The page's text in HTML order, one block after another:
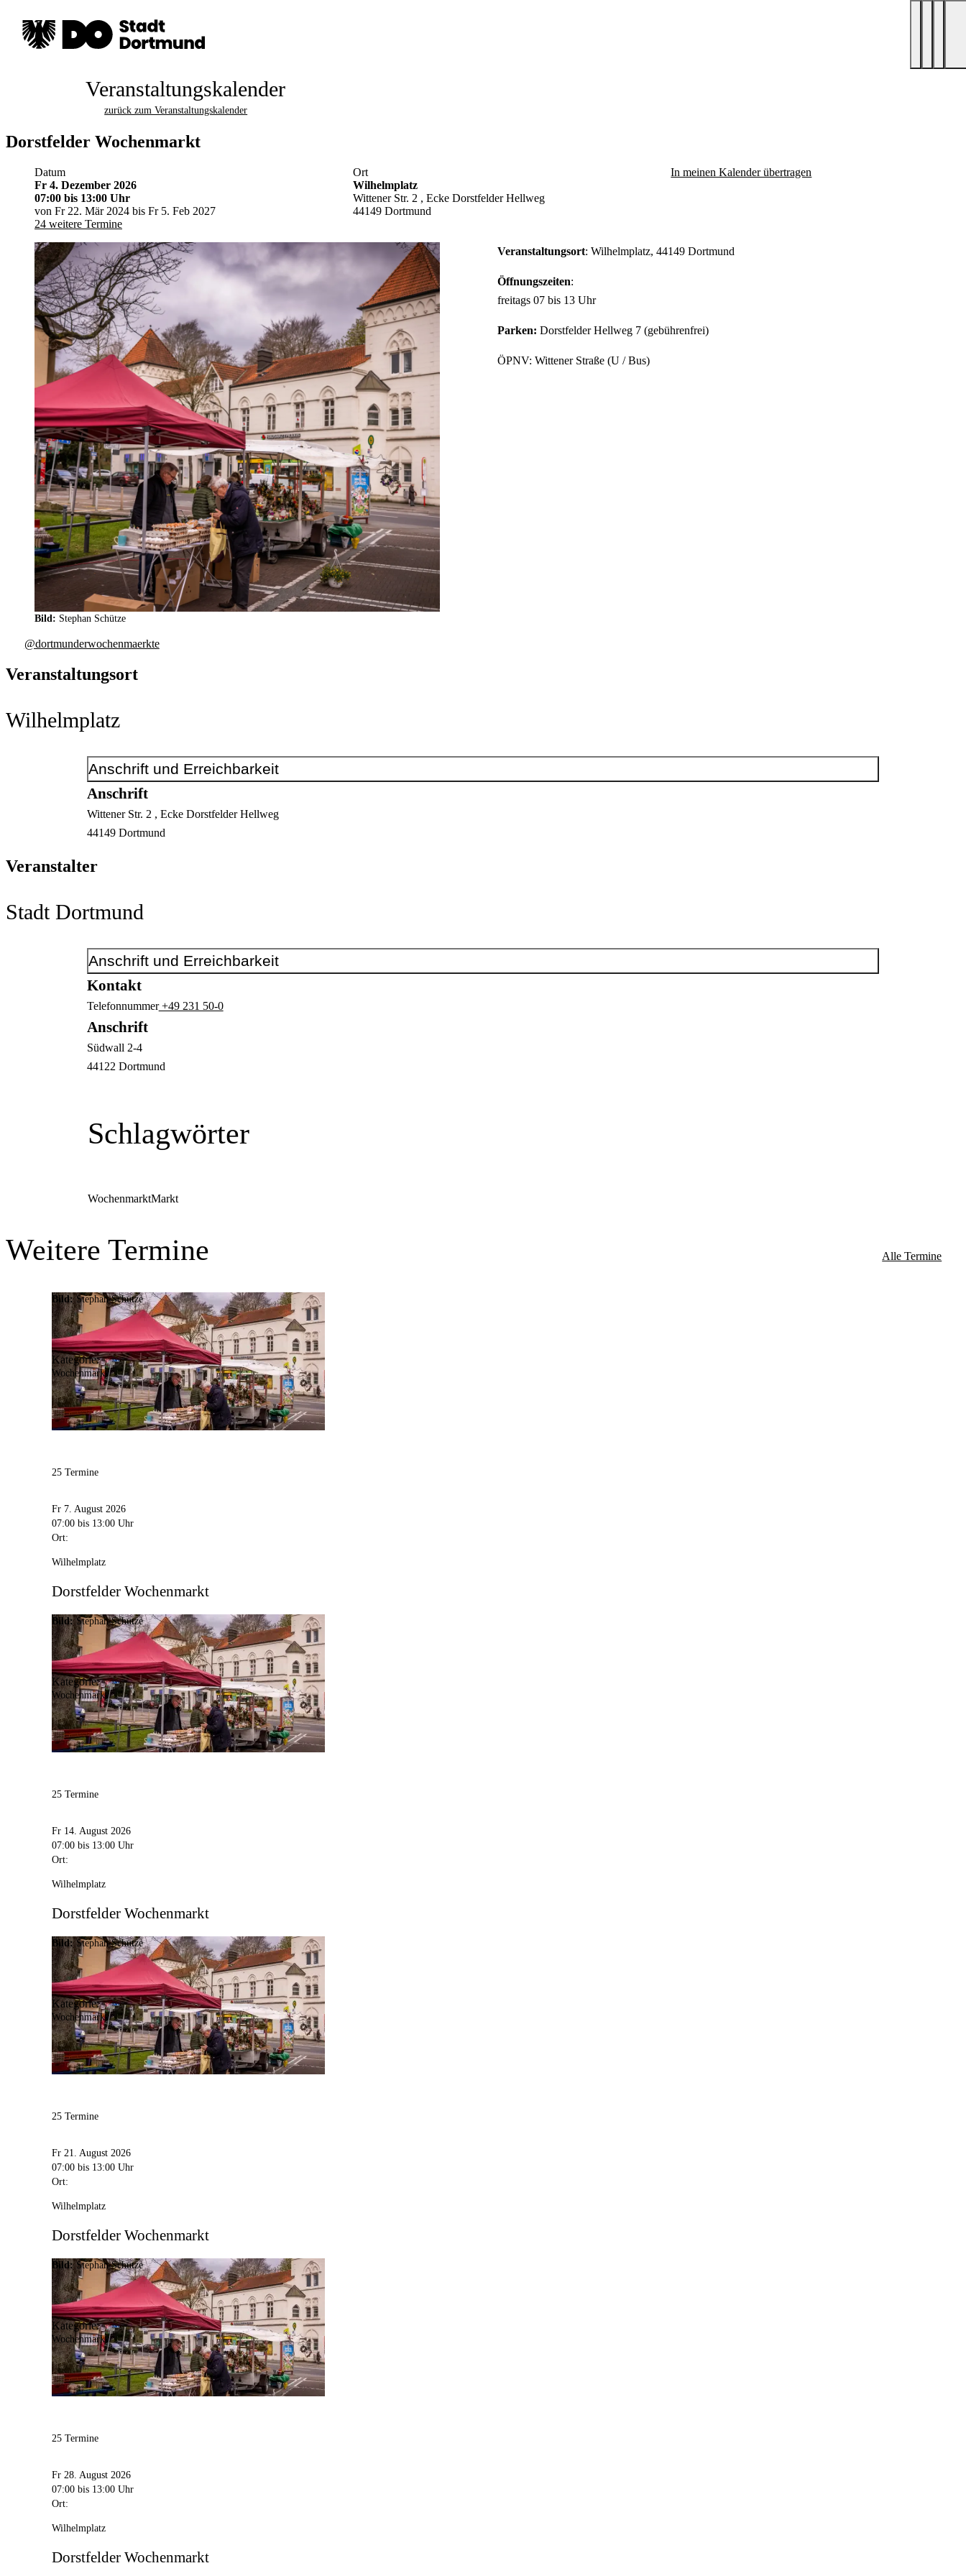
Veranstaltungskalender
zurück zum Veranstaltungskalender
Dorstfelder Wochenmarkt
Datum
Fr 4. Dezember 2026
07:00 bis 13:00 Uhr
von Fr 22. Mär 2024 bis Fr 5. Feb 2027
24 weitere Termine
Ort
Wilhelmplatz
Wittener Str. 2 , Ecke Dorstfelder Hellweg
44149 Dortmund
In meinen Kalender übertragen
Bild: Stephan Schütze
Veranstaltungsort: Wilhelmplatz, 44149 Dortmund
Öffnungszeiten:
freitags 07 bis 13 Uhr
Parken: Dorstfelder Hellweg 7 (gebührenfrei)
ÖPNV: Wittener Straße (U / Bus)
@dortmunderwochenmaerkte
Veranstaltungsort
Wilhelmplatz
Anschrift und Erreichbarkeit
Anschrift
Wittener Str. 2 , Ecke Dorstfelder Hellweg
44149 Dortmund
Veranstalter
Stadt Dortmund
Anschrift und Erreichbarkeit
Kontakt
Telefonnummer+49 231 50-0
Anschrift
Südwall 2-4
44122 Dortmund
Schlagwörter
WochenmarktMarkt
Weitere Termine Alle Termine
Bild: Stephan Schütze
Kategorie:
Wochenmarkt
25 Termine
Fr 7. August 2026
07:00 bis 13:00 Uhr
Ort:
Wilhelmplatz
Dorstfelder Wochenmarkt
Bild: Stephan Schütze
Kategorie:
Wochenmarkt
25 Termine
Fr 14. August 2026
07:00 bis 13:00 Uhr
Ort:
Wilhelmplatz
Dorstfelder Wochenmarkt
Bild: Stephan Schütze
Kategorie:
Wochenmarkt
25 Termine
Fr 21. August 2026
07:00 bis 13:00 Uhr
Ort:
Wilhelmplatz
Dorstfelder Wochenmarkt
Bild: Stephan Schütze
Kategorie:
Wochenmarkt
25 Termine
Fr 28. August 2026
07:00 bis 13:00 Uhr
Ort:
Wilhelmplatz
Dorstfelder Wochenmarkt